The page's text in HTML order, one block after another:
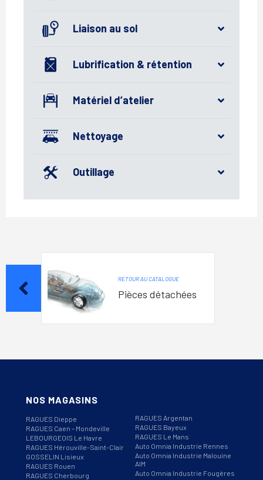
Liaison au sol
Lubrification & rétention
Matériel d’atelier
Nettoyage
Outillage
RETOUR AU CATALOGUE
Pièces détachées
NOS MAGASINS
RAGUES Dieppe
RAGUES Caen – Mondeville
LEBOURGEOIS Le Havre
RAGUES Hérouville-Saint-Clair
GOSSELIN Lisieux
RAGUES Rouen
RAGUES Cherbourg
RAGUES Argentan
RAGUES Bayeux
RAGUES Le Mans
Auto Omnia Industrie Rennes
Auto Omnia Industrie Malouine
AIM
Auto Omnia Industrie Fougères